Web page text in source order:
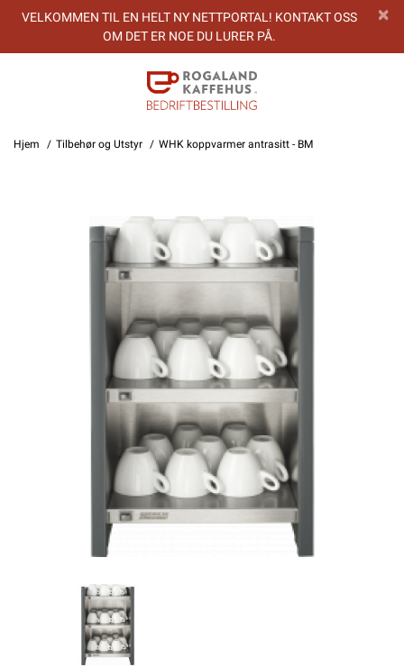
VELKOMMEN TIL EN HELT NY NETTPORTAL! KONTAKT OSS
OM DET ER NOE DU LURER PÅ.
Hjem Tilbehør og Utstyr WHK koppvarmer antrasitt - BM